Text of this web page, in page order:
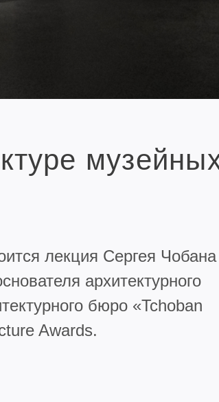
лекция Сергея Чобана
архитектурного
бюро «Tchoban
Awards.